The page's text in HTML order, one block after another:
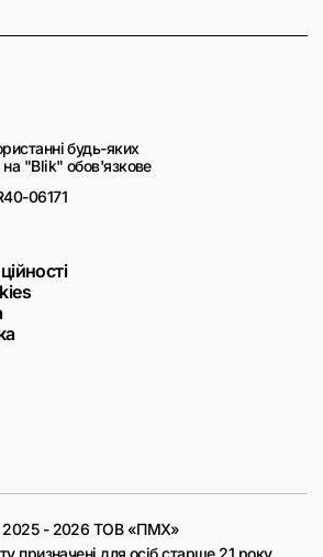
будь-яких
на "Blik" обов'язкове
06171
2025 - 2026 ТОВ «ПМХ»
призначені для осіб старше 21 року